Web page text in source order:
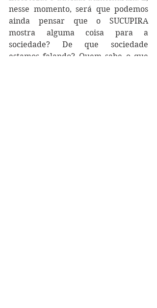
nesse momento, será que podemos
ainda pensar que o SUCUPIRA
mostra alguma coisa para a
sociedade? De que sociedade
estamos falando? Quem sabe o que